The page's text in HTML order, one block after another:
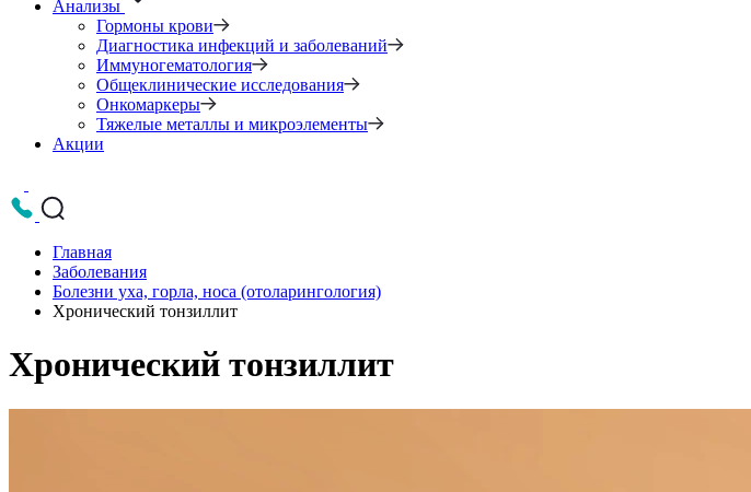
Анализы
Гормоны крови
Диагностика инфекций и заболеваний
Иммуногематология
Общеклинические исследования
Онкомаркеры
Тяжелые металлы и микроэлементы
Акции
Главная
Заболевания
Болезни уха, горла, носа (отоларингология)
Хронический тонзиллит
Хронический тонзиллит